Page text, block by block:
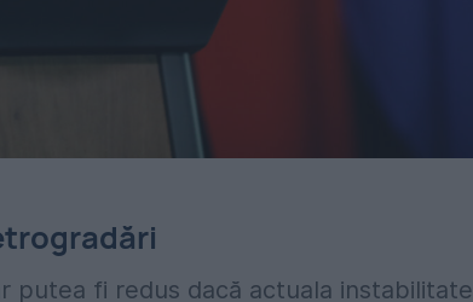
putea fi redus dacă actuala instabilitate